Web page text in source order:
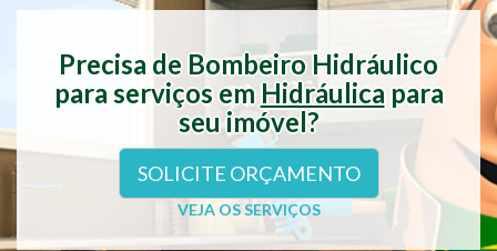
Precisa de Bombeiro Hidráulico
para serviços emHidráulica para
seu imóvel?
SOLICITE ORÇAMENTO
VEJA OS SERVIÇOS